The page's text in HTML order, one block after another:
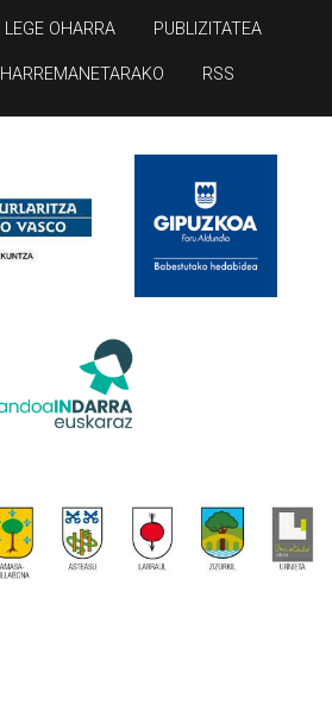
LEGE OHARRA PUBLIZITATEA
HARREMANETARAKO RSS